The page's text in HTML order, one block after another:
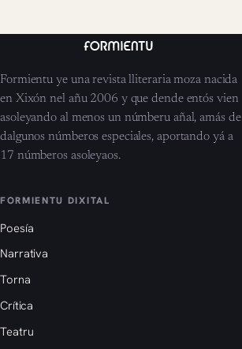
Formientu ye una revista lliteraria moza nacida
en Xixón nel añu 2006 y que dende entós vien
asoleyando al menos un númberu añal, amás de
dalgunos númberos especiales, aportando yá a
17 númberos asoleyaos.
FORMIENTU DIXITAL
Poesía
Narrativa
Torna
Crítica
Teatru